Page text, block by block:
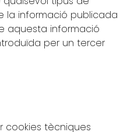
la informació publicada
aquesta informació
per un tercer
cookies tècniques